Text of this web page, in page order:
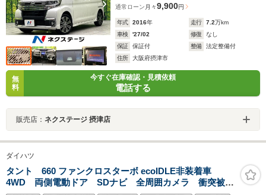
通常ローン 月々9,900円
年式 2016年 走行 7.2万km
車検
'27/02 修復
なし
保証
保証付 整備
法定整備付
住所
大阪府摂津市
無
料
今すぐ在庫確認・見積依頼
電話する
販売店： ネクステージ 摂津店
ダイハツ
タント 660 ファンクロスターボ ecoIDLE非装着車
4WD 両側電動ドア SDナビ 全周囲カメラ 衝突被害